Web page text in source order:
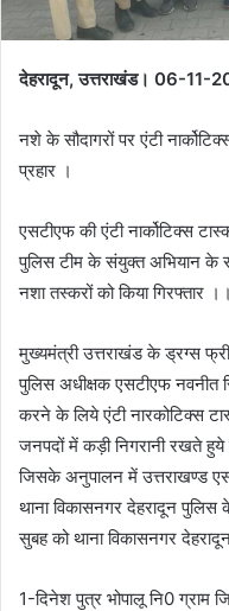
देहरादून, उत्तराखंड। 06-11-
नशे के सौदागरों पर एंटी
प्रहार ।
एसटीएफ की एंटी नार्कोटिक्स
पुलिस टीम के संयुक्त अभियान के
नशा तस्करों को किया गिरफ्तार ।।
मुख्यमंत्री उत्तराखंड के ड्रग्स
पुलिस अधीक्षक एसटीएफ नवनीत
करने के लिये एंटी नारकोटिक्स
जनपदों में कड़ी निगरानी रखते हुये
जिसके अनुपालन में उत्तराखण्ड
थाना विकासनगर देहरादून
सुबह को थाना विकासनगर
1-दिनेश पुत्र भोपालू नि0 ग्राम